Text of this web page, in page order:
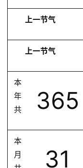
上一节气
上一节气
本
年
共
365
本
月
31